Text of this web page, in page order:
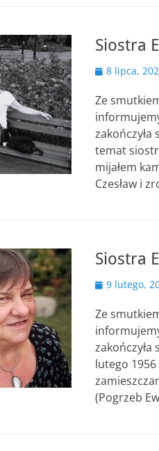
Siostra
8 lipca,
Ze
zakończyła
temat
mijałem
Czesław i
Siostra
9 lutego,
Ze
zakończyła
lutego
(Pogrzeb